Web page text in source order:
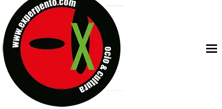
TIMBRE 4, LA ESCUELA DEL DIRECTOR TEATRAL CLAUDIO
30 AÑOS (NO ES NADA) DE LA KATARSIS DEL TOMATAZO
MILITARES JUDÍAS EN #EXVITA
D’BALDOMEROS REINVENTAN [BITÁCORA 3.0] EN EXVITA
MARSHALL FLASH PRESENTA EN EXVITA [RELATIVA
JOFRE BARDAGÍ EN EXVITA INTERPRETANDO A SERRAT